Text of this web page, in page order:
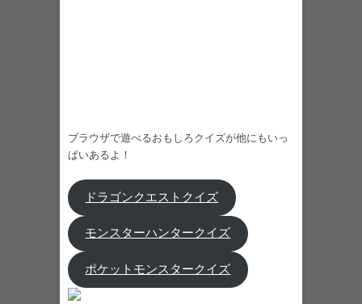
ブラウザで遊べるおもしろクイズが他にもいっ
ぱいあるよ！
ドラゴンクエストクイズ
モンスターハンタークイズ
ポケットモンスタークイズ